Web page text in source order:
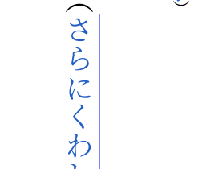
さらにくわしく